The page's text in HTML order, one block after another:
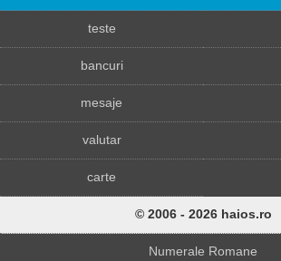
teste
bancuri
mesaje
valutar
carte
© 2006 - 2026 haios.ro
Numerale Romane